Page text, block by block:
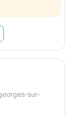
sur-